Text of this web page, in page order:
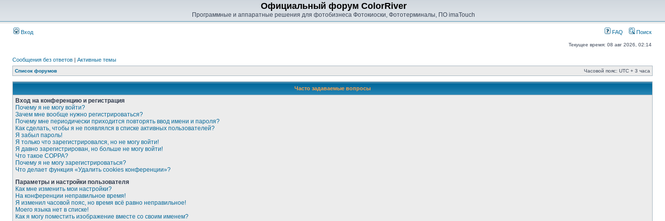
Официальный форум ColorRiver
Программные и аппаратные решения для фотобизнеса Фотокиоски, Фототерминалы, ПО imaTouch
Вход FAQ Поиск
Текущее время: 08 авг 2026, 02:14
Сообщения без ответов | Активные темы
Список форумов Часовой пояс: UTC + 3 часа
Часто задаваемые вопросы
Вход на конференцию и регистрация
Почему я не могу войти?
Зачем мне вообще нужно регистрироваться?
Почему мне периодически приходится повторять ввод имени и пароля?
Как сделать, чтобы я не появлялся в списке активных пользователей?
Я забыл пароль!
Я только что зарегистрировался, но не могу войти!
Я давно зарегистрирован, но больше не могу войти!
Что такое COPPA?
Почему я не могу зарегистрироваться?
Что делает функция «Удалить cookies конференции»?
Параметры и настройки пользователя
Как мне изменить мои настройки?
На конференции неправильное время!
Я изменил часовой пояс, но время всё равно неправильное!
Моего языка нет в списке!
Как я могу поместить изображение вместе со своим именем?